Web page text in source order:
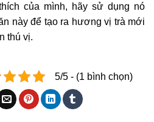
của mình, hãy sử dụng nó
này để tạo ra hương vị trà mới
thú vị.
5/5 - (1 bình chọn)